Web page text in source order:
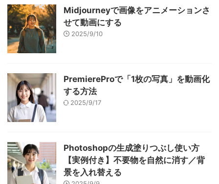
Midjourneyで画像をアニメーションさ
せて動画にする
2025/9/10
PremiereProで「1枚の写真」を動画化
する方法
2025/9/17
Photoshopの生成塗りつぶし使い方
【実例付き】不要物を自然に消す／背
景を入れ替える